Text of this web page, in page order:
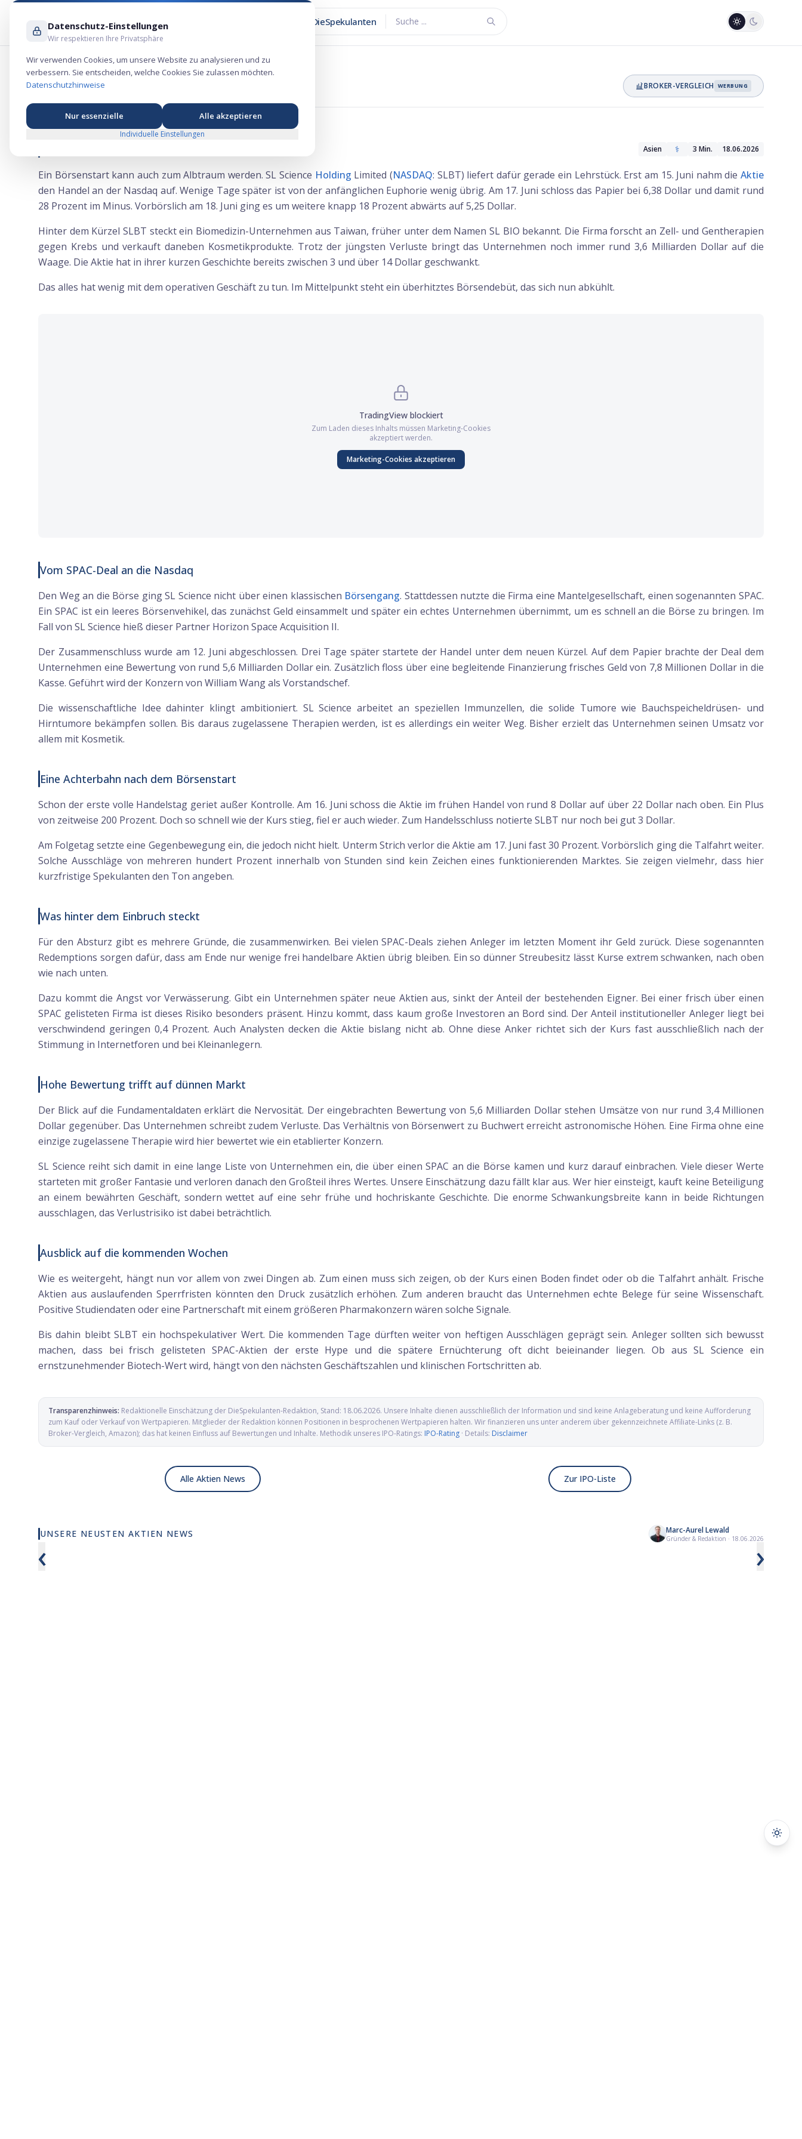
DieSpekulanten Suche ...
SL Science bricht nach wildem Börsendebüt ein BROKER-VERGLEICH WERBUNG
Asien ⚕️ 3 Min. 18.06.2026
Ein Börsenstart kann auch zum Albtraum werden. SL Science Holding Limited (NASDAQ: SLBT) liefert dafür gerade ein Lehrstück. Erst am 15. Juni nahm die Aktie
den Handel an der Nasdaq auf. Wenige Tage später ist von der anfänglichen Euphorie wenig übrig. Am 17. Juni schloss das Papier bei 6,38 Dollar und damit rund
28 Prozent im Minus. Vorbörslich am 18. Juni ging es um weitere knapp 18 Prozent abwärts auf 5,25 Dollar.
Hinter dem Kürzel SLBT steckt ein Biomedizin-Unternehmen aus Taiwan, früher unter dem Namen SL BIO bekannt. Die Firma forscht an Zell- und Gentherapien
gegen Krebs und verkauft daneben Kosmetikprodukte. Trotz der jüngsten Verluste bringt das Unternehmen noch immer rund 3,6 Milliarden Dollar auf die
Waage. Die Aktie hat in ihrer kurzen Geschichte bereits zwischen 3 und über 14 Dollar geschwankt.
Das alles hat wenig mit dem operativen Geschäft zu tun. Im Mittelpunkt steht ein überhitztes Börsendebüt, das sich nun abkühlt.
TradingViewblockiert
Zum Laden dieses Inhalts müssen Marketing-Cookies
akzeptiert werden.
Marketing-Cookies akzeptieren
Vom SPAC-Deal an die Nasdaq
Den Weg an die Börse ging SL Science nicht über einen klassischen Börsengang. Stattdessen nutzte die Firma eine Mantelgesellschaft, einen sogenannten SPAC.
Ein SPAC ist ein leeres Börsenvehikel, das zunächst Geld einsammelt und später ein echtes Unternehmen übernimmt, um es schnell an die Börse zu bringen. Im
Fall von SL Science hieß dieser Partner Horizon Space Acquisition II.
Der Zusammenschluss wurde am 12. Juni abgeschlossen. Drei Tage später startete der Handel unter dem neuen Kürzel. Auf dem Papier brachte der Deal dem
Unternehmen eine Bewertung von rund 5,6 Milliarden Dollar ein. Zusätzlich floss über eine begleitende Finanzierung frisches Geld von 7,8 Millionen Dollar in die
Kasse. Geführt wird der Konzern von William Wang als Vorstandschef.
Die wissenschaftliche Idee dahinter klingt ambitioniert. SL Science arbeitet an speziellen Immunzellen, die solide Tumore wie Bauchspeicheldrüsen- und
Hirntumore bekämpfen sollen. Bis daraus zugelassene Therapien werden, ist es allerdings ein weiter Weg. Bisher erzielt das Unternehmen seinen Umsatz vor
allem mit Kosmetik.
Eine Achterbahn nach dem Börsenstart
Schon der erste volle Handelstag geriet außer Kontrolle. Am 16. Juni schoss die Aktie im frühen Handel von rund 8 Dollar auf über 22 Dollar nach oben. Ein Plus
von zeitweise 200 Prozent. Doch so schnell wie der Kurs stieg, fiel er auch wieder. Zum Handelsschluss notierte SLBT nur noch bei gut 3 Dollar.
Am Folgetag setzte eine Gegenbewegung ein, die jedoch nicht hielt. Unterm Strich verlor die Aktie am 17. Juni fast 30 Prozent. Vorbörslich ging die Talfahrt weiter.
Solche Ausschläge von mehreren hundert Prozent innerhalb von Stunden sind kein Zeichen eines funktionierenden Marktes. Sie zeigen vielmehr, dass hier
kurzfristige Spekulanten den Ton angeben.
Was hinter dem Einbruch steckt
Für den Absturz gibt es mehrere Gründe, die zusammenwirken. Bei vielen SPAC-Deals ziehen Anleger im letzten Moment ihr Geld zurück. Diese sogenannten
Redemptions sorgen dafür, dass am Ende nur wenige frei handelbare Aktien übrig bleiben. Ein so dünner Streubesitz lässt Kurse extrem schwanken, nach oben
wie nach unten.
Dazu kommt die Angst vor Verwässerung. Gibt ein Unternehmen später neue Aktien aus, sinkt der Anteil der bestehenden Eigner. Bei einer frisch über einen
SPAC gelisteten Firma ist dieses Risiko besonders präsent. Hinzu kommt, dass kaum große Investoren an Bord sind. Der Anteil institutioneller Anleger liegt bei
verschwindend geringen 0,4 Prozent. Auch Analysten decken die Aktie bislang nicht ab. Ohne diese Anker richtet sich der Kurs fast ausschließlich nach der
Stimmung in Internetforen und bei Kleinanlegern.
Hohe Bewertung trifft auf dünnen Markt
Der Blick auf die Fundamentaldaten erklärt die Nervosität. Der eingebrachten Bewertung von 5,6 Milliarden Dollar stehen Umsätze von nur rund 3,4 Millionen
Dollar gegenüber. Das Unternehmen schreibt zudem Verluste. Das Verhältnis von Börsenwert zu Buchwert erreicht astronomische Höhen. Eine Firma ohne eine
einzige zugelassene Therapie wird hier bewertet wie ein etablierter Konzern.
SL Science reiht sich damit in eine lange Liste von Unternehmen ein, die über einen SPAC an die Börse kamen und kurz darauf einbrachen. Viele dieser Werte
starteten mit großer Fantasie und verloren danach den Großteil ihres Wertes. Unsere Einschätzung dazu fällt klar aus. Wer hier einsteigt, kauft keine Beteiligung
an einem bewährten Geschäft, sondern wettet auf eine sehr frühe und hochriskante Geschichte. Die enorme Schwankungsbreite kann in beide Richtungen
ausschlagen, das Verlustrisiko ist dabei beträchtlich.
Ausblick auf die kommenden Wochen
Wie es weitergeht, hängt nun vor allem von zwei Dingen ab. Zum einen muss sich zeigen, ob der Kurs einen Boden findet oder ob die Talfahrt anhält. Frische
Aktien aus auslaufenden Sperrfristen könnten den Druck zusätzlich erhöhen. Zum anderen braucht das Unternehmen echte Belege für seine Wissenschaft.
Positive Studiendaten oder eine Partnerschaft mit einem größeren Pharmakonzern wären solche Signale.
Bis dahin bleibt SLBT ein hochspekulativer Wert. Die kommenden Tage dürften weiter von heftigen Ausschlägen geprägt sein. Anleger sollten sich bewusst
machen, dass bei frisch gelisteten SPAC-Aktien der erste Hype und die spätere Ernüchterung oft dicht beieinander liegen. Ob aus SL Science ein
ernstzunehmender Biotech-Wert wird, hängt von den nächsten Geschäftszahlen und klinischen Fortschritten ab.
Transparenzhinweis: Redaktionelle Einschätzung der DieSpekulanten-Redaktion, Stand: 18.06.2026. Unsere Inhalte dienen ausschließlich der Information und sind keine Anlageberatung und keine Aufforderung
zum Kauf oder Verkauf von Wertpapieren. Mitglieder der Redaktion können Positionen in besprochenen Wertpapieren halten. Wir finanzieren uns unter anderem über gekennzeichnete Affiliate-Links (z. B.
Broker-Vergleich, Amazon); das hat keinen Einfluss auf Bewertungen und Inhalte. Methodik unseres IPO-Ratings: IPO-Rating · Details: Disclaimer
Alle Aktien News Zur IPO-Liste
UNSERE NEUSTEN AKTIEN NEWS Marc-Aurel Lewald
Gründer & Redaktion · 18.06.2026
X-Energy springt fast 12 Prozent und
IBM erlebt den schwärzesten
Börsentag seiner Geschichte
Starke Zahlen
‹ ›
Datenschutz-Einstellungen
Wir respektieren Ihre Privatsphäre
Wir verwenden Cookies, um unsere Website zu analysieren und zu
verbessern. Sie entscheiden, welche Cookies Sie zulassen möchten.
Datenschutzhinweise
Nur essenzielle Alle akzeptieren
Individuelle Einstellungen